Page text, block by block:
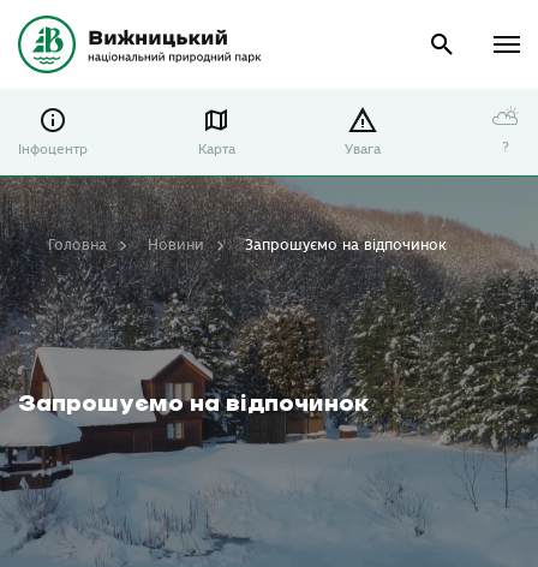
Інфоцентр Карта Увага
⛅
?
Запрошуємо на відпочинок
Головна Новини Запрошуємо на відпочинок